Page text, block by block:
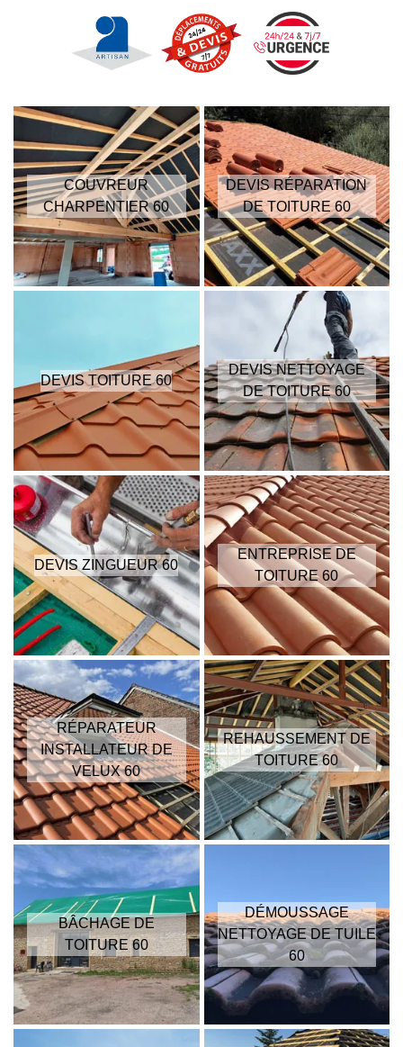
COUVREUR
CHARPENTIER 60
DEVIS RÉPARATION
DE TOITURE 60
DEVIS TOITURE 60
DEVIS NETTOYAGE
DE TOITURE 60
DEVIS ZINGUEUR 60
ENTREPRISE DE
TOITURE 60
RÉPARATEUR
INSTALLATEUR DE
VELUX 60
REHAUSSEMENT DE
TOITURE 60
BÂCHAGE DE
TOITURE 60
DÉMOUSSAGE
NETTOYAGE DE TUILE
60